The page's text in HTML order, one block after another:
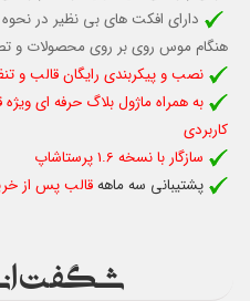
دارای افکت های بی نظیر در
هنگام موس روی بر روی محصولات و
نصب و پیکربندی رایگان قالب و
به همراه ماژول بلاگ حرفه ای ویژه
کاربردی
سازگار با نسخه 1.6 پرستاشاپ
پشتیبانی سه ماههقالب پس از
شگفت